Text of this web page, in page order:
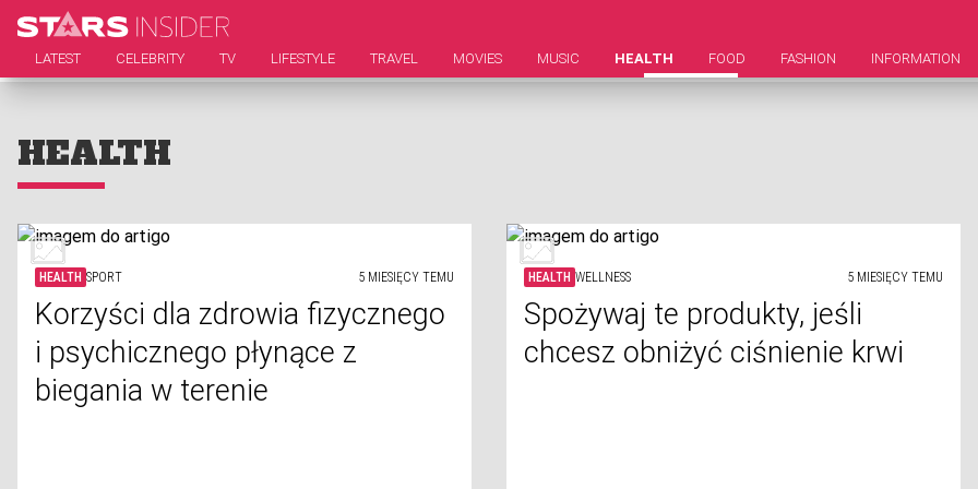
LATEST CELEBRITY TV LIFESTYLE TRAVEL MOVIES MUSIC HEALTH FOOD FASHION INFORMATION
HEALTH
HEALTH SPORT 5 MIESIĘCY TEMU
Korzyści dla zdrowia fizycznego
i psychicznego płynące z
biegania w terenie
HEALTH WELLNESS 5 MIESIĘCY TEMU
Spożywaj te produkty, jeśli
chcesz obniżyć ciśnienie krwi